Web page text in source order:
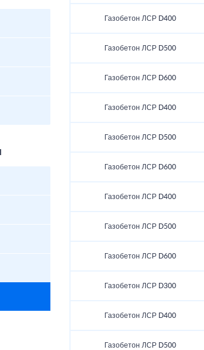
Газобетон ЛСР D400
Газобетон ЛСР D500
Газобетон ЛСР D600
Газобетон ЛСР D400
Газобетон ЛСР D500
Газобетон ЛСР D600
Газобетон ЛСР D400
Газобетон ЛСР D500
Газобетон ЛСР D600
Газобетон ЛСР D300
Газобетон ЛСР D400
Газобетон ЛСР D500